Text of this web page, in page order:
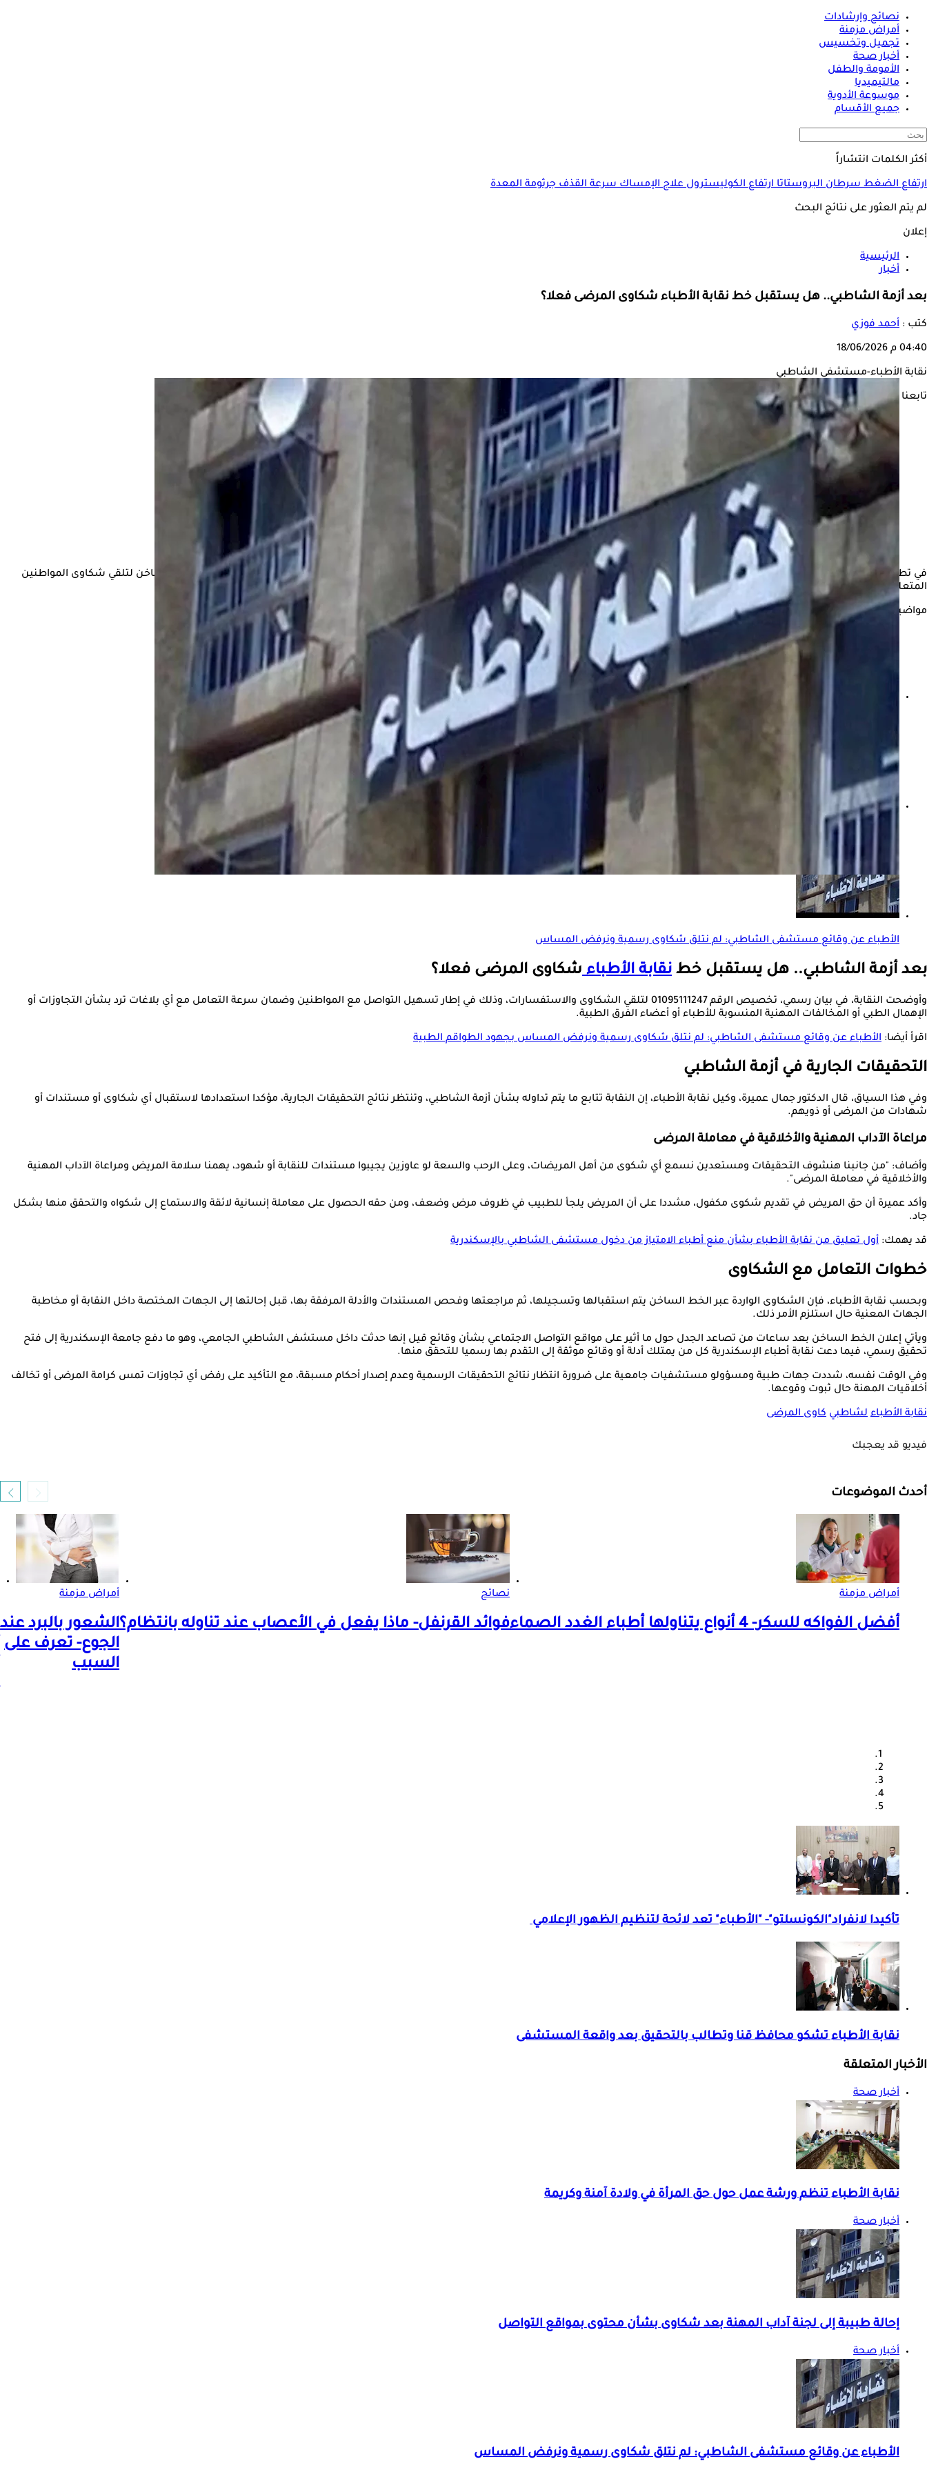
نصائح وإرشادات
أمراض مزمنة
تجميل وتخسيس
أخبار صحة
الأمومة والطفل
مالتيميديا
موسوعة الأدوية
جميع الأقسام
أكثر الكلمات انتشاراً
ارتفاع الضغطسرطان البروستاتاارتفاع الكوليسترولعلاج الإمساكسرعة القذفجرثومة المعدة
لم يتم العثور على نتائج البحث
إعلان
الرئيسية
أخبار
بعد أزمة الشاطبي.. هل يستقبل خط نقابة الأطباء شكاوى المرضى فعلا؟
كتب : أحمد فوزي
04:40 م 18/06/2026
نقابة الأطباء-مستشفى الشاطبي
تابعنا على
في تطور جديد على خلفية الجدل المثار بشأن الوقائع المنسوبة إلى قسم النساء والتوليد بمستشفى الشاطبي الجامعي بالإسكندرية، أعلنت نقابة أطباء مصر تخصيص خط ساخن لتلقي شكاوى المواطنين
المتعلقة بالتجاوزات الطبية أو السلوكية داخل المستشفيات، مؤكدة فحص البلاغات واتخاذ الإجراءات اللازمة بشأنها وفق اللوائح المنظمة للعمل النقابي.
مواضيع ذات صلة
إحالة طبيبة إلى لجنة آداب المهنة بعد شكاوى بشأن محتوى بمواقع التواصل
الأطباء عن وقائع مستشفى الشاطبي: لم نتلق شكاوى رسمية ونرفض المساس
بعد أزمة الشاطبي.. هل يستقبل خط نقابة الأطباءشكاوى المرضى فعلا؟
وأوضحت النقابة، في بيان رسمي، تخصيص الرقم 01095111247 لتلقي الشكاوى والاستفسارات، وذلك في إطار تسهيل التواصل مع المواطنين وضمان سرعة التعامل مع أي بلاغات ترد بشأن التجاوزات أو
الإهمال الطبي أو المخالفات المهنية المنسوبة للأطباء أو أعضاء الفرق الطبية.
اقرأ أيضا: الأطباء عن وقائع مستشفى الشاطبي: لم نتلق شكاوى رسمية ونرفض المساس بجهود الطواقم الطبية
التحقيقات الجارية في أزمة الشاطبي
وفي هذا السياق، قال الدكتور جمال عميرة، وكيل نقابة الأطباء، إن النقابة تتابع ما يتم تداوله بشأن أزمة الشاطبي، وتنتظر نتائج التحقيقات الجارية، مؤكدا استعدادها لاستقبال أي شكاوى أو مستندات أو
شهادات من المرضى أو ذويهم.
مراعاة الآداب المهنية والأخلاقية في معاملة المرضى
وأضاف: "من جانبنا هنشوف التحقيقات ومستعدين نسمع أي شكوى من أهل المريضات، وعلى الرحب والسعة لو عاوزين يجيبوا مستندات للنقابة أو شهود، يهمنا سلامة المريض ومراعاة الآداب المهنية
والأخلاقية في معاملة المرضى".
وأكد عميرة أن حق المريض في تقديم شكوى مكفول، مشددا على أن المريض يلجأ للطبيب في ظروف مرض وضعف، ومن حقه الحصول على معاملة إنسانية لائقة والاستماع إلى شكواه والتحقق منها بشكل
جاد.
قد يهمك: أول تعليق من نقابة الأطباء بشأن منع أطباء الامتياز من دخول مستشفى الشاطبي بالإسكندرية
خطوات التعامل مع الشكاوى
وبحسب نقابة الأطباء، فإن الشكاوى الواردة عبر الخط الساخن يتم استقبالها وتسجيلها، ثم مراجعتها وفحص المستندات والأدلة المرفقة بها، قبل إحالتها إلى الجهات المختصة داخل النقابة أو مخاطبة
الجهات المعنية حال استلزم الأمر ذلك.
ويأتي إعلان الخط الساخن بعد ساعات من تصاعد الجدل حول ما أثير على مواقع التواصل الاجتماعي بشأن وقائع قيل إنها حدثت داخل مستشفى الشاطبي الجامعي، وهو ما دفع جامعة الإسكندرية إلى فتح
تحقيق رسمي، فيما دعت نقابة أطباء الإسكندرية كل من يمتلك أدلة أو وقائع موثقة إلى التقدم بها رسميا للتحقق منها.
وفي الوقت نفسه، شددت جهات طبية ومسؤولو مستشفيات جامعية على ضرورة انتظار نتائج التحقيقات الرسمية وعدم إصدار أحكام مسبقة، مع التأكيد على رفض أي تجاوزات تمس كرامة المرضى أو تخالف
أخلاقيات المهنة حال ثبوت وقوعها.
نقابة الأطباء لشاطبي كاوى المرضى
فيديو قد يعجبك
أحدث الموضوعات
أمراض مزمنة
أفضل الفواكه للسكر- 4 أنواع يتناولها أطباء الغدد الصماء
نصائح
فوائد القرنفل- ماذا يفعل في الأعصاب عند تناوله بانتظام؟
أمراض مزمنة
الشعور بالبرد عند
الجوع- تعرف على
السبب
تأكيدا لانفراد"الكونسلتو"- "الأطباء" تعد لائحة لتنظيم الظهور الإعلامي
نقابة الأطباء تشكو محافظ قنا وتطالب بالتحقيق بعد واقعة المستشفى
الأخبار المتعلقة
أخبار صحة
نقابة الأطباء تنظم ورشة عمل حول حق المرأة في ولادة آمنة وكريمة
أخبار صحة
إحالة طبيبة إلى لجنة آداب المهنة بعد شكاوى بشأن محتوى بمواقع التواصل
أخبار صحة
الأطباء عن وقائع مستشفى الشاطبي: لم نتلق شكاوى رسمية ونرفض المساس